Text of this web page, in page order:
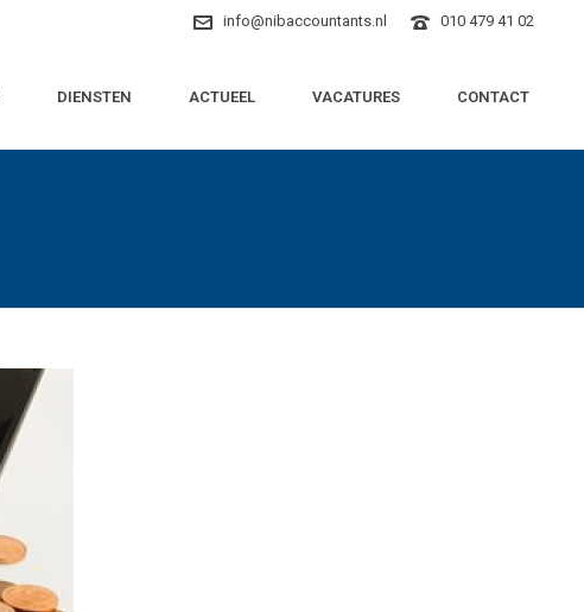
010 479 41 02
info@nibaccountants.nl
DIENSTEN ACTUEEL VACATURES CONTACT